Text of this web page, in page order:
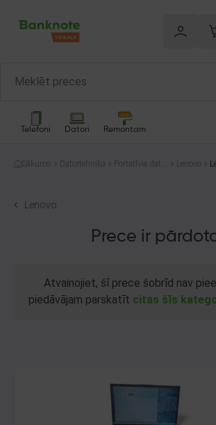
Telefoni Datori Remontam
Sākums Datortehnika
Portatīvie dator
Lenovo
Lenovo
Prece ir
Atvainojiet, šī prece šobrīd nav
piedāvājam parskatīt citas šīs